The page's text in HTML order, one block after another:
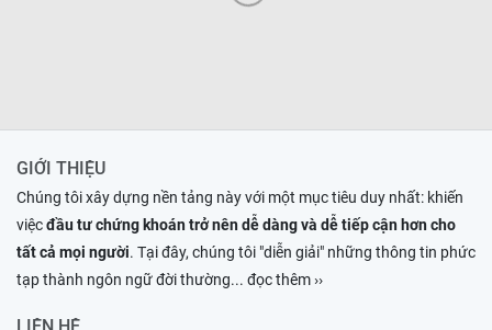
GIỚI THIỆU
Chúng tôi xây dựng nền tảng này với một mục tiêu duy nhất: khiến
việcđầu tư chứng khoán trở nên dễ dàng và dễ tiếp cận hơn cho
tất cả mọi người. Tại đây, chúng tôi "diễn giải" những thông tin phức
tạp thành ngôn ngữ đời thường... đọc thêm ››